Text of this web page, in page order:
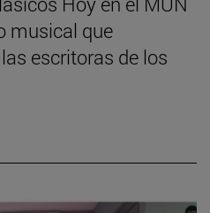
musical que
escritoras de los